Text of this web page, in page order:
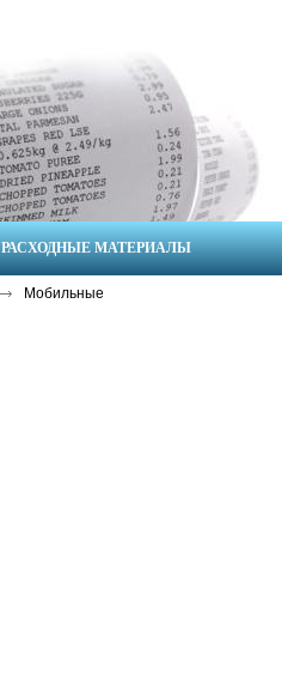
РАСХОДНЫЕ МАТЕРИАЛЫ
Мобильные